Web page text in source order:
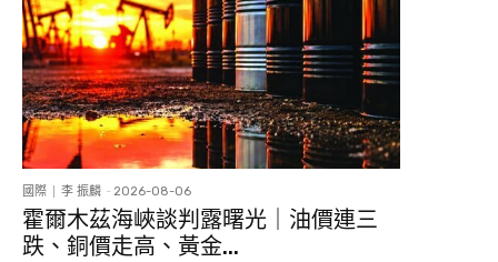
國際 李 振麟 - 2026-08-06
霍爾木茲海峽談判露曙光｜油價連三
跌、銅價走高、黃金...